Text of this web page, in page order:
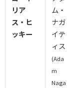
リア
ス・ヒ
ッキー
ム・
ナガ
イテ
ィス
(Ada
m
Naga